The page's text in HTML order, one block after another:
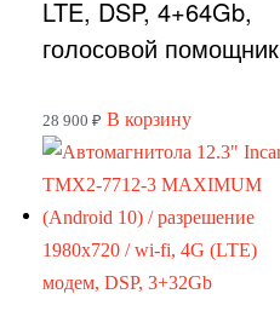
LTE, DSP, 4+64Gb,
голосовой помощник
28 900 ₽ В корзину